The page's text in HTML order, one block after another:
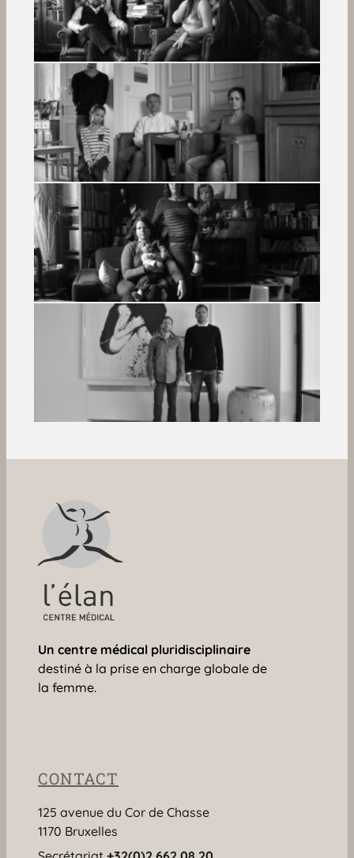
Un centre médical pluridisciplinaire
destiné à la prise en charge globale de
la femme.
CONTACT
125 avenue du Cor de Chasse
1170 Bruxelles